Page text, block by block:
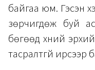
байгаа юм. Гэсэн
зөрчигдөж буй
бөгөөд хүний
тасралтгүй ирсээр